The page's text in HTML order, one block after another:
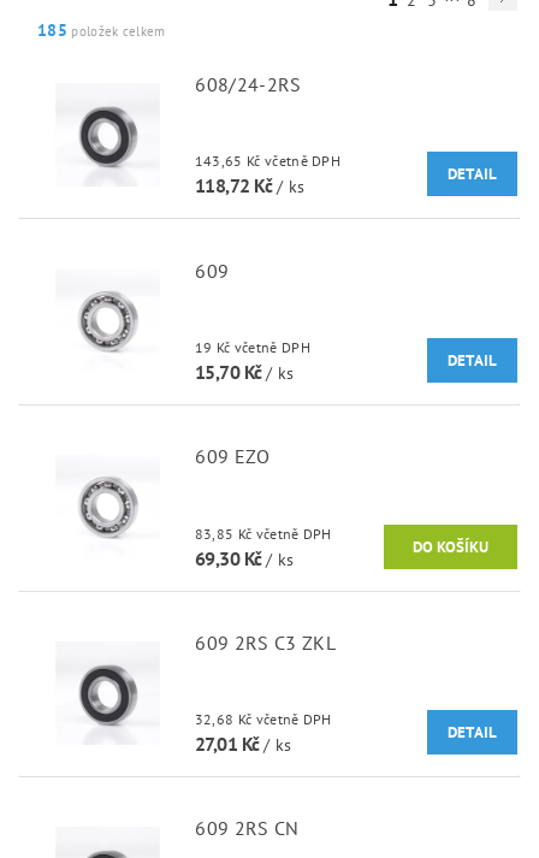
185 položek celkem
608/24-2RS
143,65 Kč včetně DPH
118,72 Kč/ ks
DETAIL
609
19 Kč včetně DPH
15,70 Kč/ ks
DETAIL
609 EZO
83,85 Kč včetně DPH
69,30 Kč/ ks
609 2RS C3 ZKL
32,68 Kč včetně DPH
27,01 Kč/ ks
DETAIL
609 2RS CN